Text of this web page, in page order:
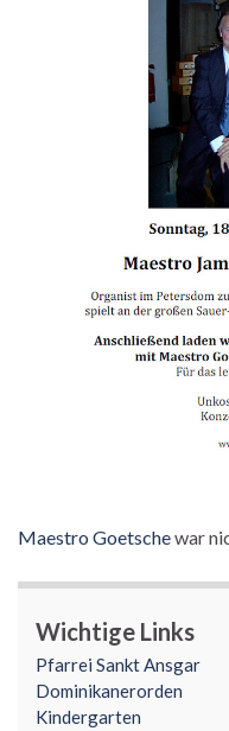
Maestro Goetschewar
Wichtige Links
Pfarrei Sankt Ansgar
Dominikanerorden
Kindergarten